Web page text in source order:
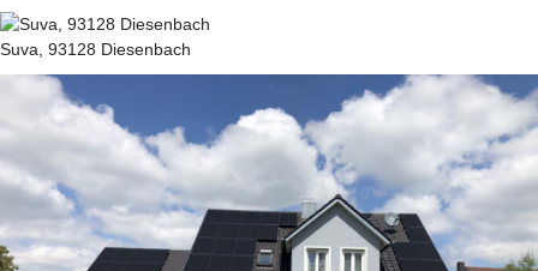
Suva, 93128 Diesenbach